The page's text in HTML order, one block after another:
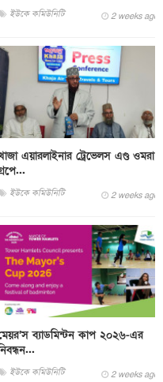
ইউকে কমিউনিটি 2 weeks ago
এয়ারলাইনার ট্রেভেলস এণ্ড ওমরা
ইউকে কমিউনিটি 2 weeks ago
ব্যাডমিন্টন কাপ ২০২৬-এর
ইউকে কমিউনিটি 2 weeks ago